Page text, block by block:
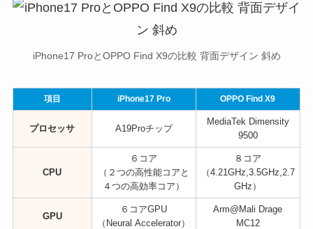
iPhone17 ProとOPPO Find X9の比較 背面デザイン 斜め
項目 iPhone17 Pro OPPO Find X9
プロセッサ A19Proチップ
MediaTek Dimensity
9500
CPU
６コア
（２つの高性能コアと
４つの高効率コア）
８コア
（4.21GHz,3.5GHz,2.7
GHz）
GPU
６コアGPU
（Neural Accelerator）
Arm@Mali Drage
MC12